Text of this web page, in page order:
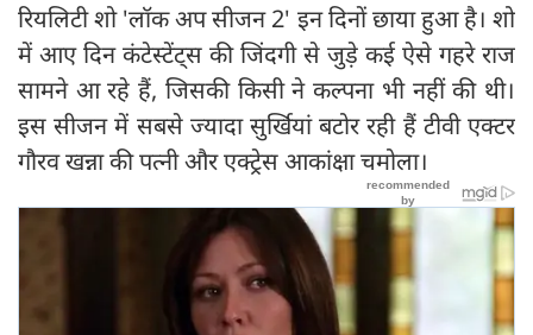
रियलिटी शो 'लॉक अप सीजन 2' इन दिनों छाया हुआ है। शो
में आए दिन कंटेस्टेंट्स की जिंदगी से जुड़े कई ऐसे गहरे राज
सामने आ रहे हैं, जिसकी किसी ने कल्पना भी नहीं की थी।
इस सीजन में सबसे ज्यादा सुर्खियां बटोर रही हैं टीवी एक्टर
गौरव खन्ना की पत्नी और एक्ट्रेस आकांक्षा चमोला।